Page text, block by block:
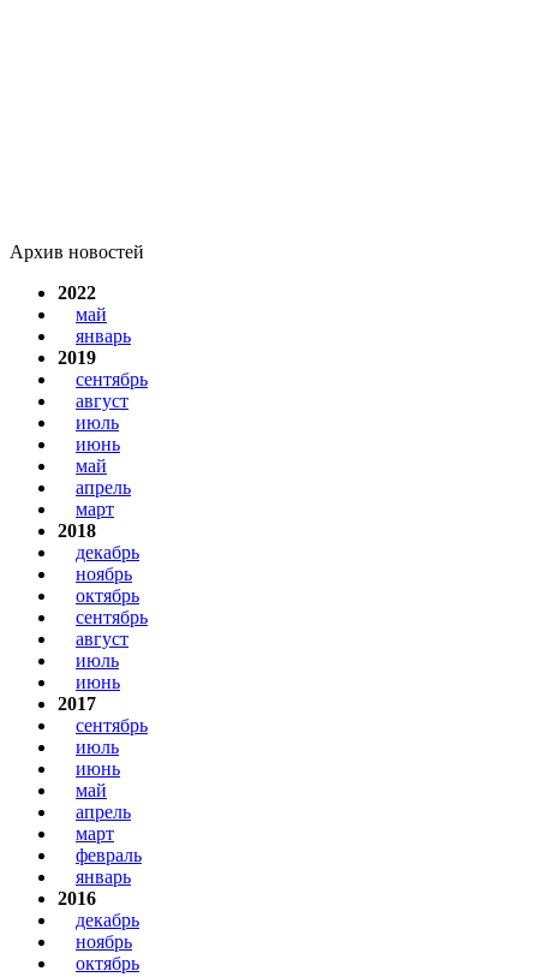
Архив новостей
2022
май
январь
2019
сентябрь
август
июль
июнь
май
апрель
март
2018
декабрь
ноябрь
октябрь
сентябрь
август
июль
июнь
2017
сентябрь
июль
июнь
май
апрель
март
февраль
январь
2016
декабрь
ноябрь
октябрь